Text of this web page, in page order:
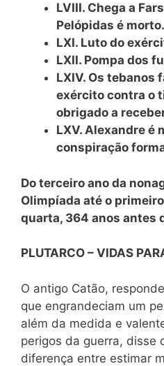
LVIII. Chega a
Pelópidas é morto.
LXI. Luto do
LXII. Pompa dos
LXIV. Os tebanos
exército contra o
obrigado a
LXV. Alexandre é
conspiração
Do terceiro ano da
Olimpíada até o
quarta, 364 anos antes
PLUTARCO – VIDAS
O antigo Catão,
que engrandeciam um
além da medida e
perigos da guerra, disse
diferença entre estimar